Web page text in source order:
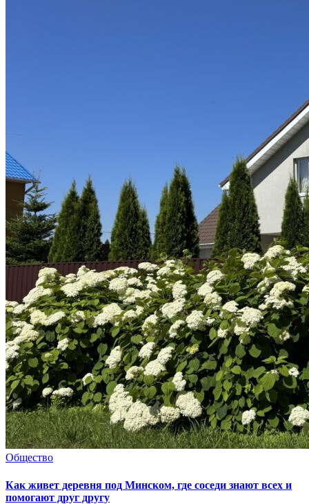
Общество
Как живет деревня под Минском, где соседи знают всех и
помогают друг другу